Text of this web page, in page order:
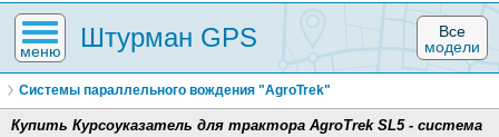
меню
Все
модели
Штурман GPS
Системы параллельного вождения "AgroTrek"
Купить Курсоуказатель для трактора AgroTrek SL5 - система